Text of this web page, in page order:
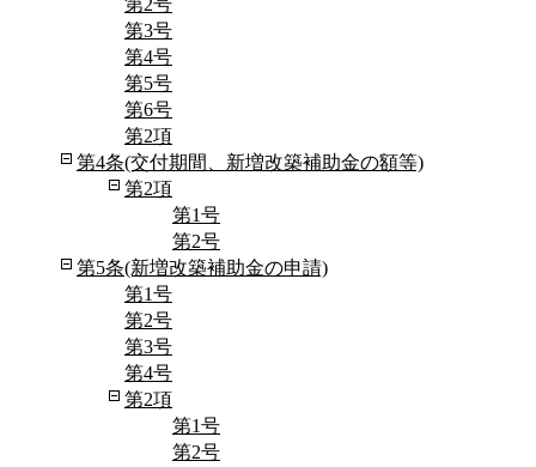
第2号
第3号
第4号
第5号
第6号
第2項
第4条(交付期間、新増改築補助金の額等)
第2項
第1号
第2号
第5条(新増改築補助金の申請)
第1号
第2号
第3号
第4号
第2項
第1号
第2号